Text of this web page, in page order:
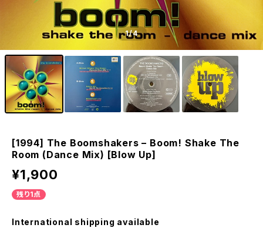
1/4
[1994] The Boomshakers – Boom! Shake The
Room (Dance Mix) [Blow Up]
¥1,900
残り1点
International shipping available